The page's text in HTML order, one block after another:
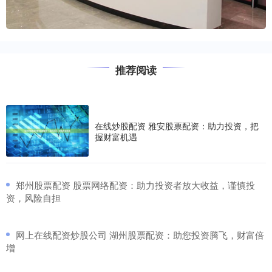
推荐阅读
在线炒股配资 雅安股票配资：助力投资，把
握财富机遇
​郑州股票配资 股票网络配资：助力投资者放大收益，谨慎投
资，风险自担
​网上在线配资炒股公司 湖州股票配资：助您投资腾飞，财富倍
增